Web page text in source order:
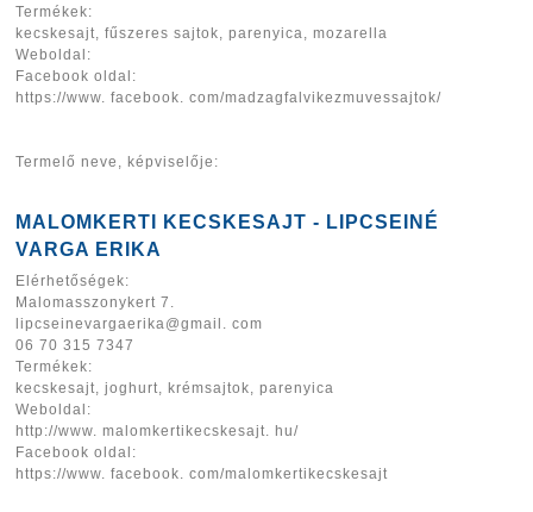
Termékek:
kecskesajt, fűszeres sajtok, parenyica, mozarella
Weboldal:
Facebook oldal:
https://www. facebook. com/madzagfalvikezmuvessajtok/
Termelő neve, képviselője:
MALOMKERTI KECSKESAJT - LIPCSEINÉ
VARGA ERIKA
Elérhetőségek:
Malomasszonykert 7.
lipcseinevargaerika@gmail. com
06 70 315 7347
Termékek:
kecskesajt, joghurt, krémsajtok, parenyica
Weboldal:
http://www. malomkertikecskesajt. hu/
Facebook oldal:
https://www. facebook. com/malomkertikecskesajt